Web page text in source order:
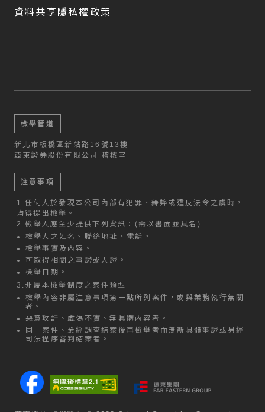
資料共享隱私權政策
檢舉管道
新北市板橋區新站路16號13樓
亞東證券股份有限公司 稽核室
注意事項
1.任何人於發現本公司內部有犯罪、舞弊或違反法令之虞時，
均得提出檢舉。
2.檢舉人應至少提供下列資訊：(需以書面並具名)
檢舉人之姓名、聯絡地址、電話。
檢舉事實及內容。
可取得相關之事證或人證。
檢舉日期。
3.非屬本檢舉制度之案件類型
檢舉內容非屬注意事項第一點所列案件，或與業務執行無關
者。
惡意攻訐、虛偽不實、無具體內容者。
同一案件、業經調查結案後再檢舉者而無新具體事證或另經
司法程序審判結案者。